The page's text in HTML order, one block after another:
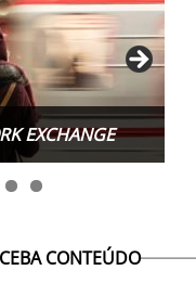
EXCHANGE
CONTEÚDO